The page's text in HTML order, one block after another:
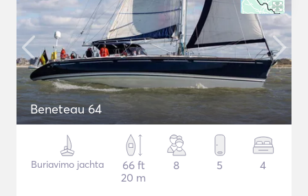
Beneteau 64
Buriavimo jachta
66 ft
20 m
8 5 4